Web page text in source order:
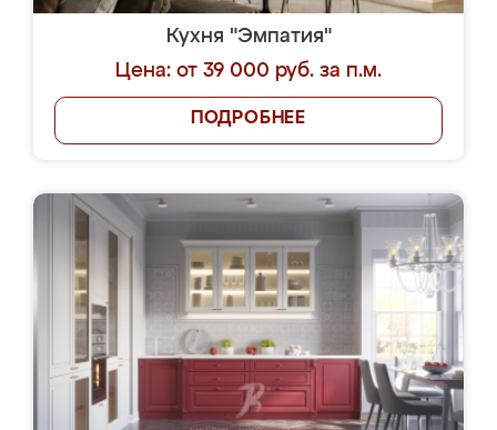
Кухня "Эмпатия"
Цена: от 39 000 руб. за п.м.
ПОДРОБНЕЕ